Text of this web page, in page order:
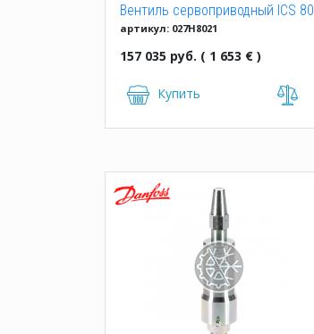
Вентиль сервоприводный ICS 80
артикул: 027H8021
157 035 руб. ( 1 653 € )
Купить